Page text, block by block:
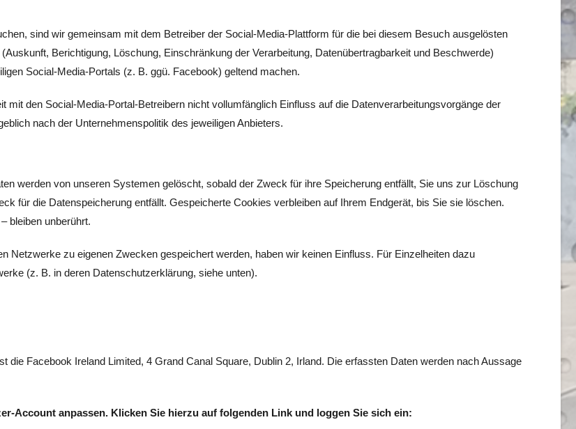
sind wir gemeinsam mit dem Betreiber der Social-Media-Plattform für die bei diesem Besuch ausgelösten
Berichtigung, Löschung, Einschränkung der Verarbeitung, Datenübertragbarkeit und Beschwerde)
Social-Media-Portals (z. B. ggü. Facebook) geltend machen.
den Social-Media-Portal-Betreibern nicht vollumfänglich Einfluss auf die Datenverarbeitungsvorgänge der
nach der Unternehmenspolitik des jeweiligen Anbieters.
werden von unseren Systemen gelöscht, sobald der Zweck für ihre Speicherung entfällt, Sie uns zur Löschung
für die Datenspeicherung entfällt. Gespeicherte Cookies verbleiben auf Ihrem Endgerät, bis Sie sie löschen.
bleiben unberührt.
Netzwerke zu eigenen Zwecken gespeichert werden, haben wir keinen Einfluss. Für Einzelheiten dazu
(z. B. in deren Datenschutzerklärung, siehe unten).
die Facebook Ireland Limited, 4 Grand Canal Square, Dublin 2, Irland. Die erfassten Daten werden nach Aussage
Account anpassen. Klicken Sie hierzu auf folgenden Link und loggen Sie sich ein: